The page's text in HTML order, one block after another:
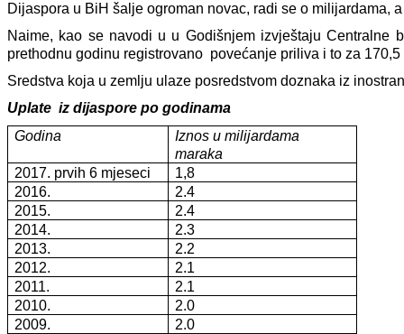
Dijaspora u BiH šalje ogroman novac, radi se o milijardama,
Naime, kao se navodi u u Godišnjem izvještaju
prethodnu godinu registrovano povećanje priliva i to za
Sredstva koja u zemlju ulaze posredstvom doznaka iz
Uplate iz dijaspore po godinama
Godina
Iznos u milijardama
maraka
2017. prvih 6 mjeseci
1,8
2016.
2.4
2015.
2.4
2014.
2.3
2013.
2.2
2012.
2.1
2011.
2.1
2010.
2.0
2009.
2.0